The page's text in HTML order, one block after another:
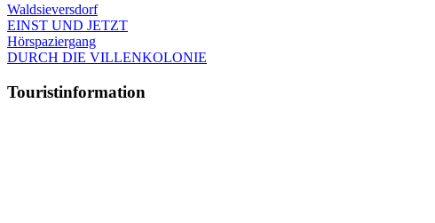
Waldsieversdorf
EINST UND JETZT
Hörspaziergang
DURCH DIE VILLENKOLONIE
Touristinformation